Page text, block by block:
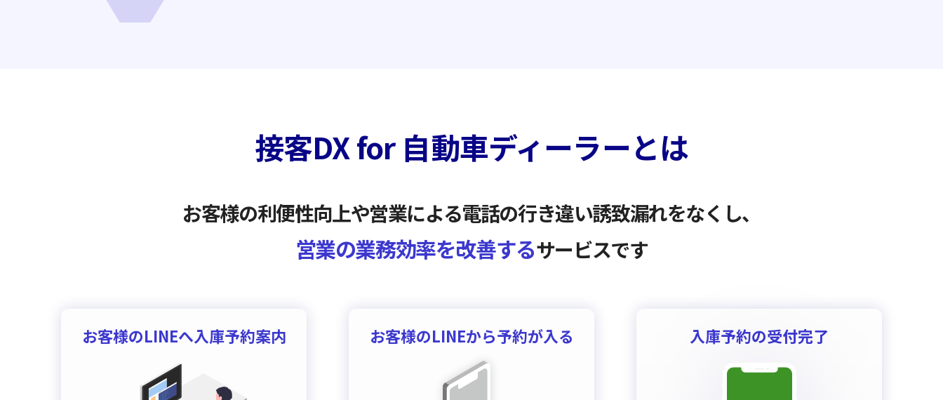
接客DX for自動車ディーラーとは
お客様の利便性向上や営業による電話の行き違い誘致漏れをなくし、
営業の業務効率を改善するサービスです
お客様のLINEへ入庫予約案内 お客様のLINEから予約が入る 入庫予約の受付完了